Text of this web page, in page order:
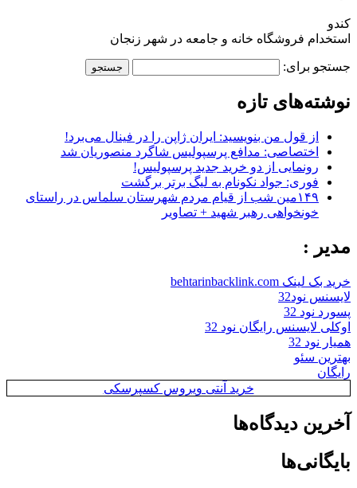
کندو
استخدام فروشگاه خانه و جامعه در شهر زنجان
جستجو برای:
نوشته‌های تازه
از قول من بنویسید: ایران ژاپن را در فینال می‌برد!
اختصاصی: مدافع پرسپولیس شاگرد منصوریان شد
رونمایی از دو خرید جدید پرسپولیس!
فوری: جواد نکونام به لیگ برتر برگشت
۱۴۹مین شب از قیام مردم شهرستان سلماس در راستای
خونخواهی رهبر شهید + تصاویر
مدیر :
خرید بک لینک behtarinbacklink.com
لایسنس نود32
پسورد نود 32
اوکلی لایسنس رایگان نود 32
همیار نود 32
بهترین سئو
رایگان
خرید آنتی ویروس کسپرسکی
آخرین دیدگاه‌ها
بایگانی‌ها